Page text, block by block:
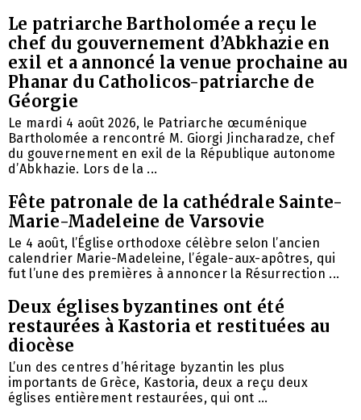
Le patriarche Bartholomée a reçu le
chef du gouvernement d’Abkhazie en
exil et a annoncé la venue prochaine au
Phanar du Catholicos-patriarche de
Géorgie
Le mardi 4 août 2026, le Patriarche œcuménique
Bartholomée a rencontré M. Giorgi Jincharadze, chef
du gouvernement en exil de la République autonome
d’Abkhazie. Lors de la ...
Fête patronale de la cathédrale Sainte-
Marie-Madeleine de Varsovie
Le 4 août, l’Église orthodoxe célèbre selon l’ancien
calendrier Marie-Madeleine, l’égale-aux-apôtres, qui
fut l’une des premières à annoncer la Résurrection ...
Deux églises byzantines ont été
restaurées à Kastoria et restituées au
diocèse
L’un des centres d’héritage byzantin les plus
importants de Grèce, Kastoria, deux a reçu deux
églises entièrement restaurées, qui ont ...